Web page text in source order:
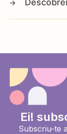
Ei!
Subscriu-te